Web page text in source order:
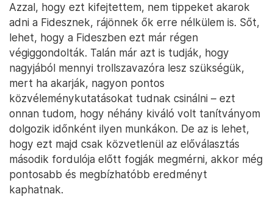
Azzal, hogy ezt kifejtettem, nem tippeket akarok
adni a Fidesznek, rájönnek ők erre nélkülem is. Sőt,
lehet, hogy a Fideszben ezt már régen
végiggondolták. Talán már azt is tudják, hogy
nagyjából mennyi trollszavazóra lesz szükségük,
mert ha akarják, nagyon pontos
közvéleménykutatásokat tudnak csinálni – ezt
onnan tudom, hogy néhány kiváló volt tanítványom
dolgozik időnként ilyen munkákon. De az is lehet,
hogy ezt majd csak közvetlenül az előválasztás
második fordulója előtt fogják megmérni, akkor még
pontosabb és megbízhatóbb eredményt
kaphatnak.